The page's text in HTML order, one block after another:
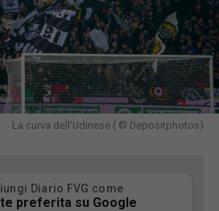
La curva dell'Udinese ( © Depositphotos)
Diario FVG come
preferita su Google